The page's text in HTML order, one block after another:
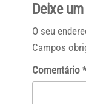
Deixe
O seu
Campos
Comentário *